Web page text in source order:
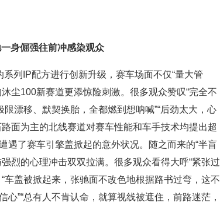
身倔强往前冲感染观众
列IP配方进行创新升级，赛车场面不仅“量大管
尘100新赛道更添惊险刺激。很多观众赞叹“完全不
漂移、默契换胎，全都燃到想呐喊”“后劲太大，心
面为主的北线赛道对赛车性能和车手技术均提出超
遇了赛车引擎盖掀起的意外状况。随之而来的“半盲
烈的心理冲击双双拉满。很多观众看得大呼“紧张过
车盖被掀起来，张驰面不改色地根据路书过弯，这不
”“总有人不肯认命，就算视线被遮住，前路迷茫，